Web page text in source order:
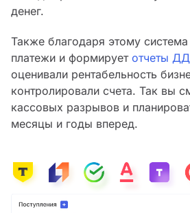
денег.
Также благодаря этому система
платежи и формирует отчеты
оценивали рентабельность
контролировали счета. Так вы
кассовых разрывов и
месяцы и годы вперед.